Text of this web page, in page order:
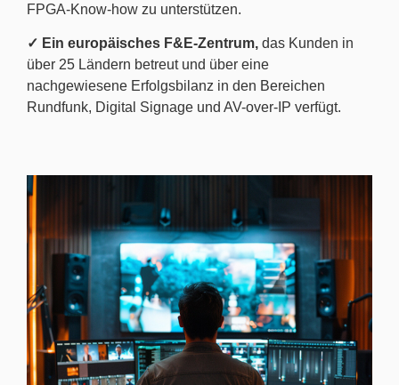
FPGA-Know-how zu unterstützen.
✓ Ein europäisches F&E-Zentrum, das Kunden in
über 25 Ländern betreut und über eine
nachgewiesene Erfolgsbilanz in den Bereichen
Rundfunk, Digital Signage und AV-over-IP verfügt.